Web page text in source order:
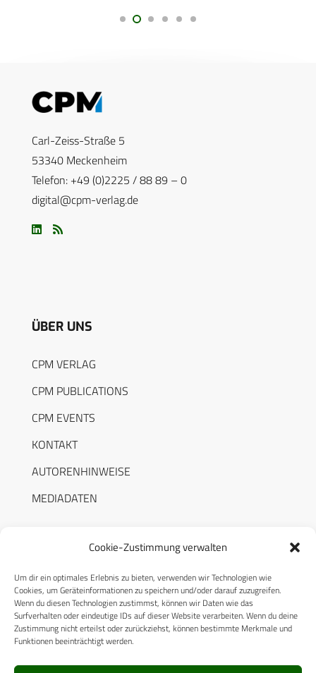
Cookie-Zustimmung verwalten
Um dir ein optimales Erlebnis zu bieten, verwenden wir Technologien wie
Cookies, um Geräteinformationen zu speichern und/oder darauf zuzugreifen.
Wenn du diesen Technologien zustimmst, können wir Daten wie das
Surfverhalten oder eindeutige IDs auf dieser Website verarbeiten. Wenn du deine
Zustimmung nicht erteilst oder zurückziehst, können bestimmte Merkmale und
Funktionen beeinträchtigt werden.
Carl-Zeiss-Straße 5
53340 Meckenheim
Telefon: +49 (0)2225 / 88 89 – 0
digital@cpm-verlag.de
ÜBER UNS
CPM VERLAG
CPM PUBLICATIONS
CPM EVENTS
KONTAKT
AUTORENHINWEISE
MEDIADATEN
RECHTLICHES
Datenschutzerklärung
Cookie-Richtlinie (EU)